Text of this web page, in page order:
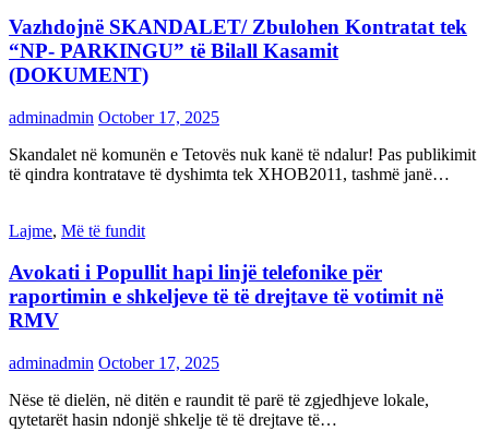
Vazhdojnë SKANDALET/ Zbulohen Kontratat tek
“NP- PARKINGU” të Bilall Kasamit
(DOKUMENT)
adminadmin October 17, 2025
Skandalet në komunën e Tetovës nuk kanë të ndalur! Pas publikimit
të qindra kontratave të dyshimta tek XHOB2011, tashmë janë…
Lajme, Më të fundit
Avokati i Popullit hapi linjë telefonike për
raportimin e shkeljeve të të drejtave të votimit në
RMV
adminadmin October 17, 2025
Nëse të dielën, në ditën e raundit të parë të zgjedhjeve lokale,
qytetarët hasin ndonjë shkelje të të drejtave të…